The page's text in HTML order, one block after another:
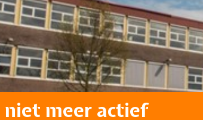
niet meer actief